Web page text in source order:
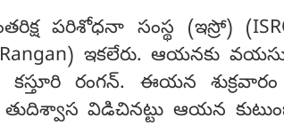
పరిశోధనా సంస్థ (ఇస్రో)
ఇకలేరు. ఆయనకు
కస్తూరి రంగన్. ఈయన
విడిచినట్టు ఆయన కుటుంబ